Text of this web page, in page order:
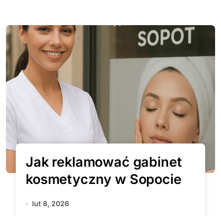
Jak reklamować gabinet
kosmetyczny w Sopocie
lut 8, 2026